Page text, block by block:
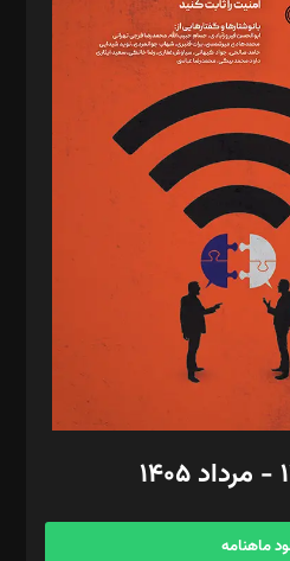
یسنا امان‌پور، سروش کرمیان،
زهرا فکرانه، فائزه فتحی
مانی لطفی زاده
ثابت
ماهنامه